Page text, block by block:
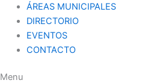
ÁREAS MUNICIPALES
DIRECTORIO
EVENTOS
CONTACTO
Menu